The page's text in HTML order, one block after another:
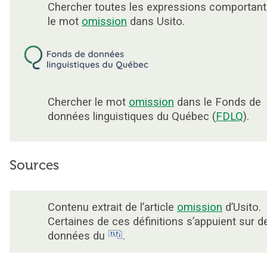
Chercher toutes les expressions comportant
le mot omission dans Usito.
Chercher le mot omission dans le Fonds de
données linguistiques du Québec (FDLQ).
Sources
Contenu extrait de l’article omission d’Usito.
Certaines de ces définitions s’appuient sur
données du
.